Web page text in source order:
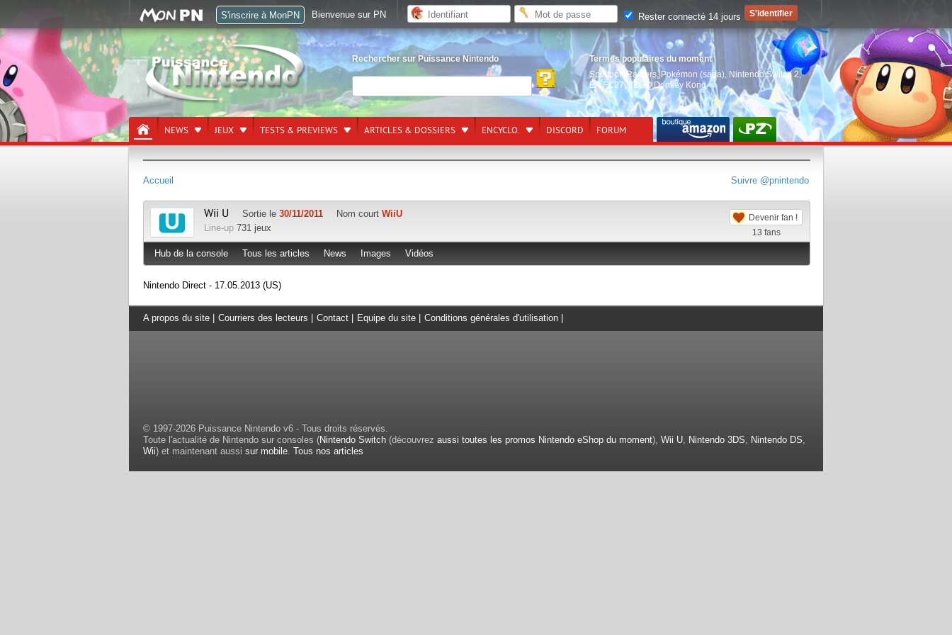
Rechercher sur Puissance Nintendo
Termes populaires du moment
Splatoon Raiders, Pokémon (saga) Nintendo Switch 2,
EA FC27,LEGO Donkey Kong
NEWS JEUX TESTS & PREVIEWS ARTICLES & DOSSIERS ENCYCLO. DISCORD FORUM
Suivre @pnintendo
Accueil
Devenir fan !
13 fans
Wii U Sortie le 30/11/2011 Nom court WiiU
Line-up 731 jeux
Hub de la console Tous les articles News Images Vidéos
Nintendo Direct - 17.05.2013 (US)
A propos du site Courriers des lecteurs Contact Equipe du site Conditions générales d'utilisation
© 1997-2026 Puissance Nintendo v6 - Tous droits réservés.
Toute l'actualité de Nintendo sur consoles (Nintendo Switch (découvrez aussi toutes les promos Nintendo eShop du moment), Wii U, Nintendo 3DS, Nintendo DS,
Wii) et maintenant aussi sur mobile. Tous nos articles
S'inscrire à MonPN Bienvenue sur PN Rester connecté 14 jours